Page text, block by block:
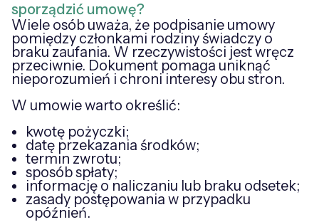
sporządzić umowę?
Wiele osób uważa, że podpisanie umowy
pomiędzy członkami rodziny świadczy o
braku zaufania. W rzeczywistości jest wręcz
przeciwnie. Dokument pomaga uniknąć
nieporozumień i chroni interesy obu stron.
W umowie warto określić:
kwotę pożyczki;
datę przekazania środków;
termin zwrotu;
sposób spłaty;
informację o naliczaniu lub braku odsetek;
zasady postępowania w przypadku
opóźnień.